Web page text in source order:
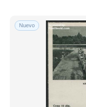
Nuevo